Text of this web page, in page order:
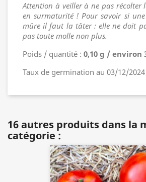
Attention à veiller à ne pas récolter
en surmaturité ! Pour savoir si
mûre il faut la tâter : elle ne doit
pas toute molle non plus.
Poids / quantité : 0,10 g / environ
Taux de germination au 03/12/2024
16 autres produits dans la
catégorie :